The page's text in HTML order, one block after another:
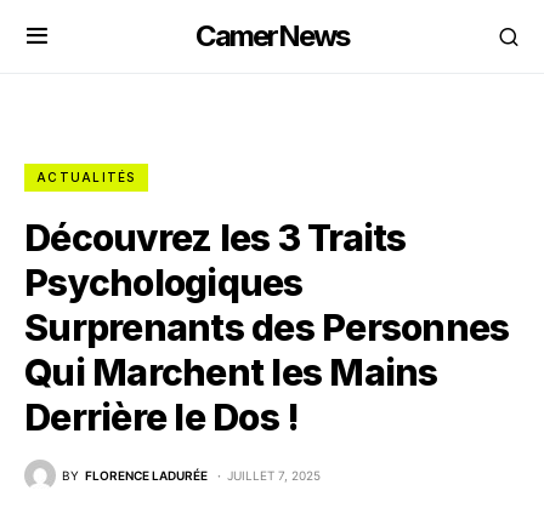
CamerNews
ACTUALITÉS
Découvrez les 3 Traits
Psychologiques
Surprenants des Personnes
Qui Marchent les Mains
Derrière le Dos !
BY FLORENCE LADURÉE JUILLET 7, 2025